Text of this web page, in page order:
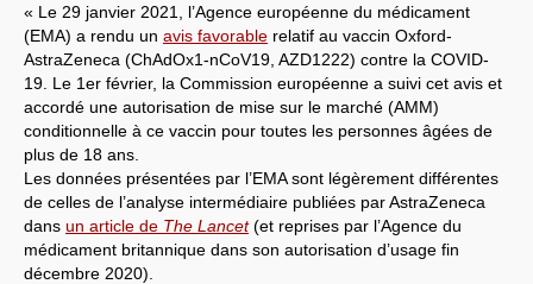
« Le 29 janvier 2021, l’Agence européenne du médicament
(EMA) a rendu un avis favorable relatif au vaccin Oxford-
AstraZeneca (ChAdOx1-nCoV19, AZD1222) contre la COVID-
19. Le 1er février, la Commission européenne a suivi cet avis et
accordé une autorisation de mise sur le marché (AMM)
conditionnelle à ce vaccin pour toutes les personnes âgées de
plus de 18 ans.
Les données présentées par l’EMA sont légèrement différentes
de celles de l’analyse intermédiaire publiées par AstraZeneca
dans un article de The Lancet(et reprises par l’Agence du
médicament britannique dans son autorisation d’usage fin
décembre 2020).